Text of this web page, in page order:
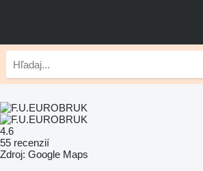
4.6
55 recenzií
Zdroj: Google Maps